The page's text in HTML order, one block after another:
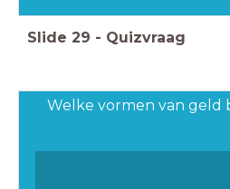
Slide 29 - Quizvraag
Welke vormen van geld